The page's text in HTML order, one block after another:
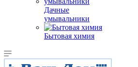
Дачные
умывальники
Бытовая химия